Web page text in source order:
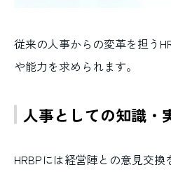
従来の人事からの変革を担う
や能力を求められます。
人事としての知識・
HRBPには経営陣との意見交